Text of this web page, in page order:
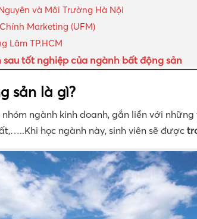
và Môi Trường Hà Nội
Marketing (UFM)
Lâm TP.HCM
sau tốt nghiệp của ngành bất động sản
sản là gì?
nhóm ngành kinh doanh, gắn liền với
học ngành này, sinh viên sẽ được